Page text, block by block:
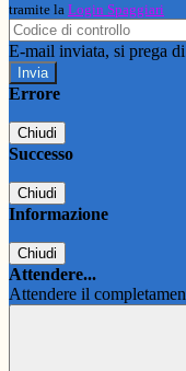
tramite la Login Spaggiari
E-mail inviata, si prega
Errore
Chiudi
Successo
Chiudi
Informazione
Chiudi
Attendere...
Attendere il